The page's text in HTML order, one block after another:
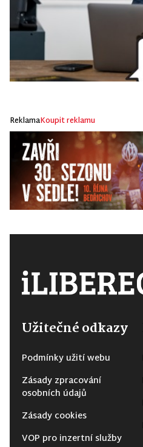
ReklamaKoupit reklamu
Užitečné odkazy
Podmínky užití webu
Zásady zpracování
osobních údajů
Zásady cookies
VOP pro inzertní služby